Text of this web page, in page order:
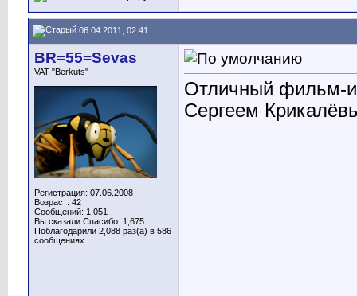
06.04.2011, 02:41
BR=55=Sevas
VAT "Berkuts"
Регистрация: 07.06.2008
Возраст: 42
Сообщений: 1,051
Вы сказали Спасибо: 1,675
Поблагодарили 2,088 раз(а) в 586
сообщениях
Отличный фильм-
Сергеем